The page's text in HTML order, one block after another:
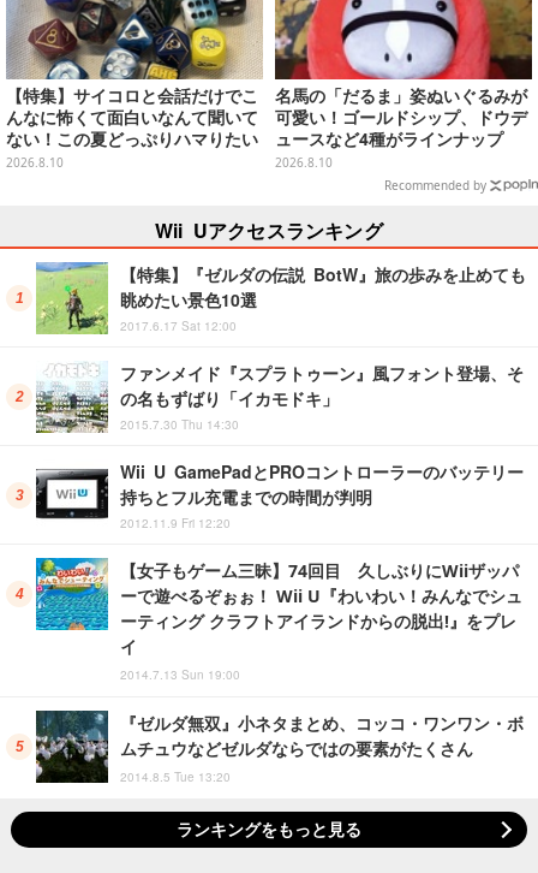
【特集】サイコロと会話だけでこ
んなに怖くて面白いなんて聞いて
ない！この夏どっぷりハマりたい
TRPG・マダミス初心者向けおす
2026.8.10
名馬の「だるま」姿ぬいぐるみが
可愛い！ゴールドシップ、ドウデ
ュースなど4種がラインナップ
2026.8.10
Recommended by
Wii Uアクセスランキング
【特集】『ゼルダの伝説 BotW』旅の歩みを止めても
眺めたい景色10選
2017.6.17 Sat 12:00
ファンメイド『スプラトゥーン』風フォント登場、そ
の名もずばり「イカモドキ」
2015.7.30 Thu 14:30
Wii U GamePadとPROコントローラーのバッテリー
持ちとフル充電までの時間が判明
2012.11.9 Fri 12:20
【女子もゲーム三昧】74回目 久しぶりにWiiザッパ
ーで遊べるぞぉぉ！ Wii U『わいわい！みんなでシュ
ーティング クラフトアイランドからの脱出!』をプレ
イ
2014.7.13 Sun 19:00
『ゼルダ無双』小ネタまとめ、コッコ・ワンワン・ボ
ムチュウなどゼルダならではの要素がたくさん
2014.8.5 Tue 13:20
ランキングをもっと見る